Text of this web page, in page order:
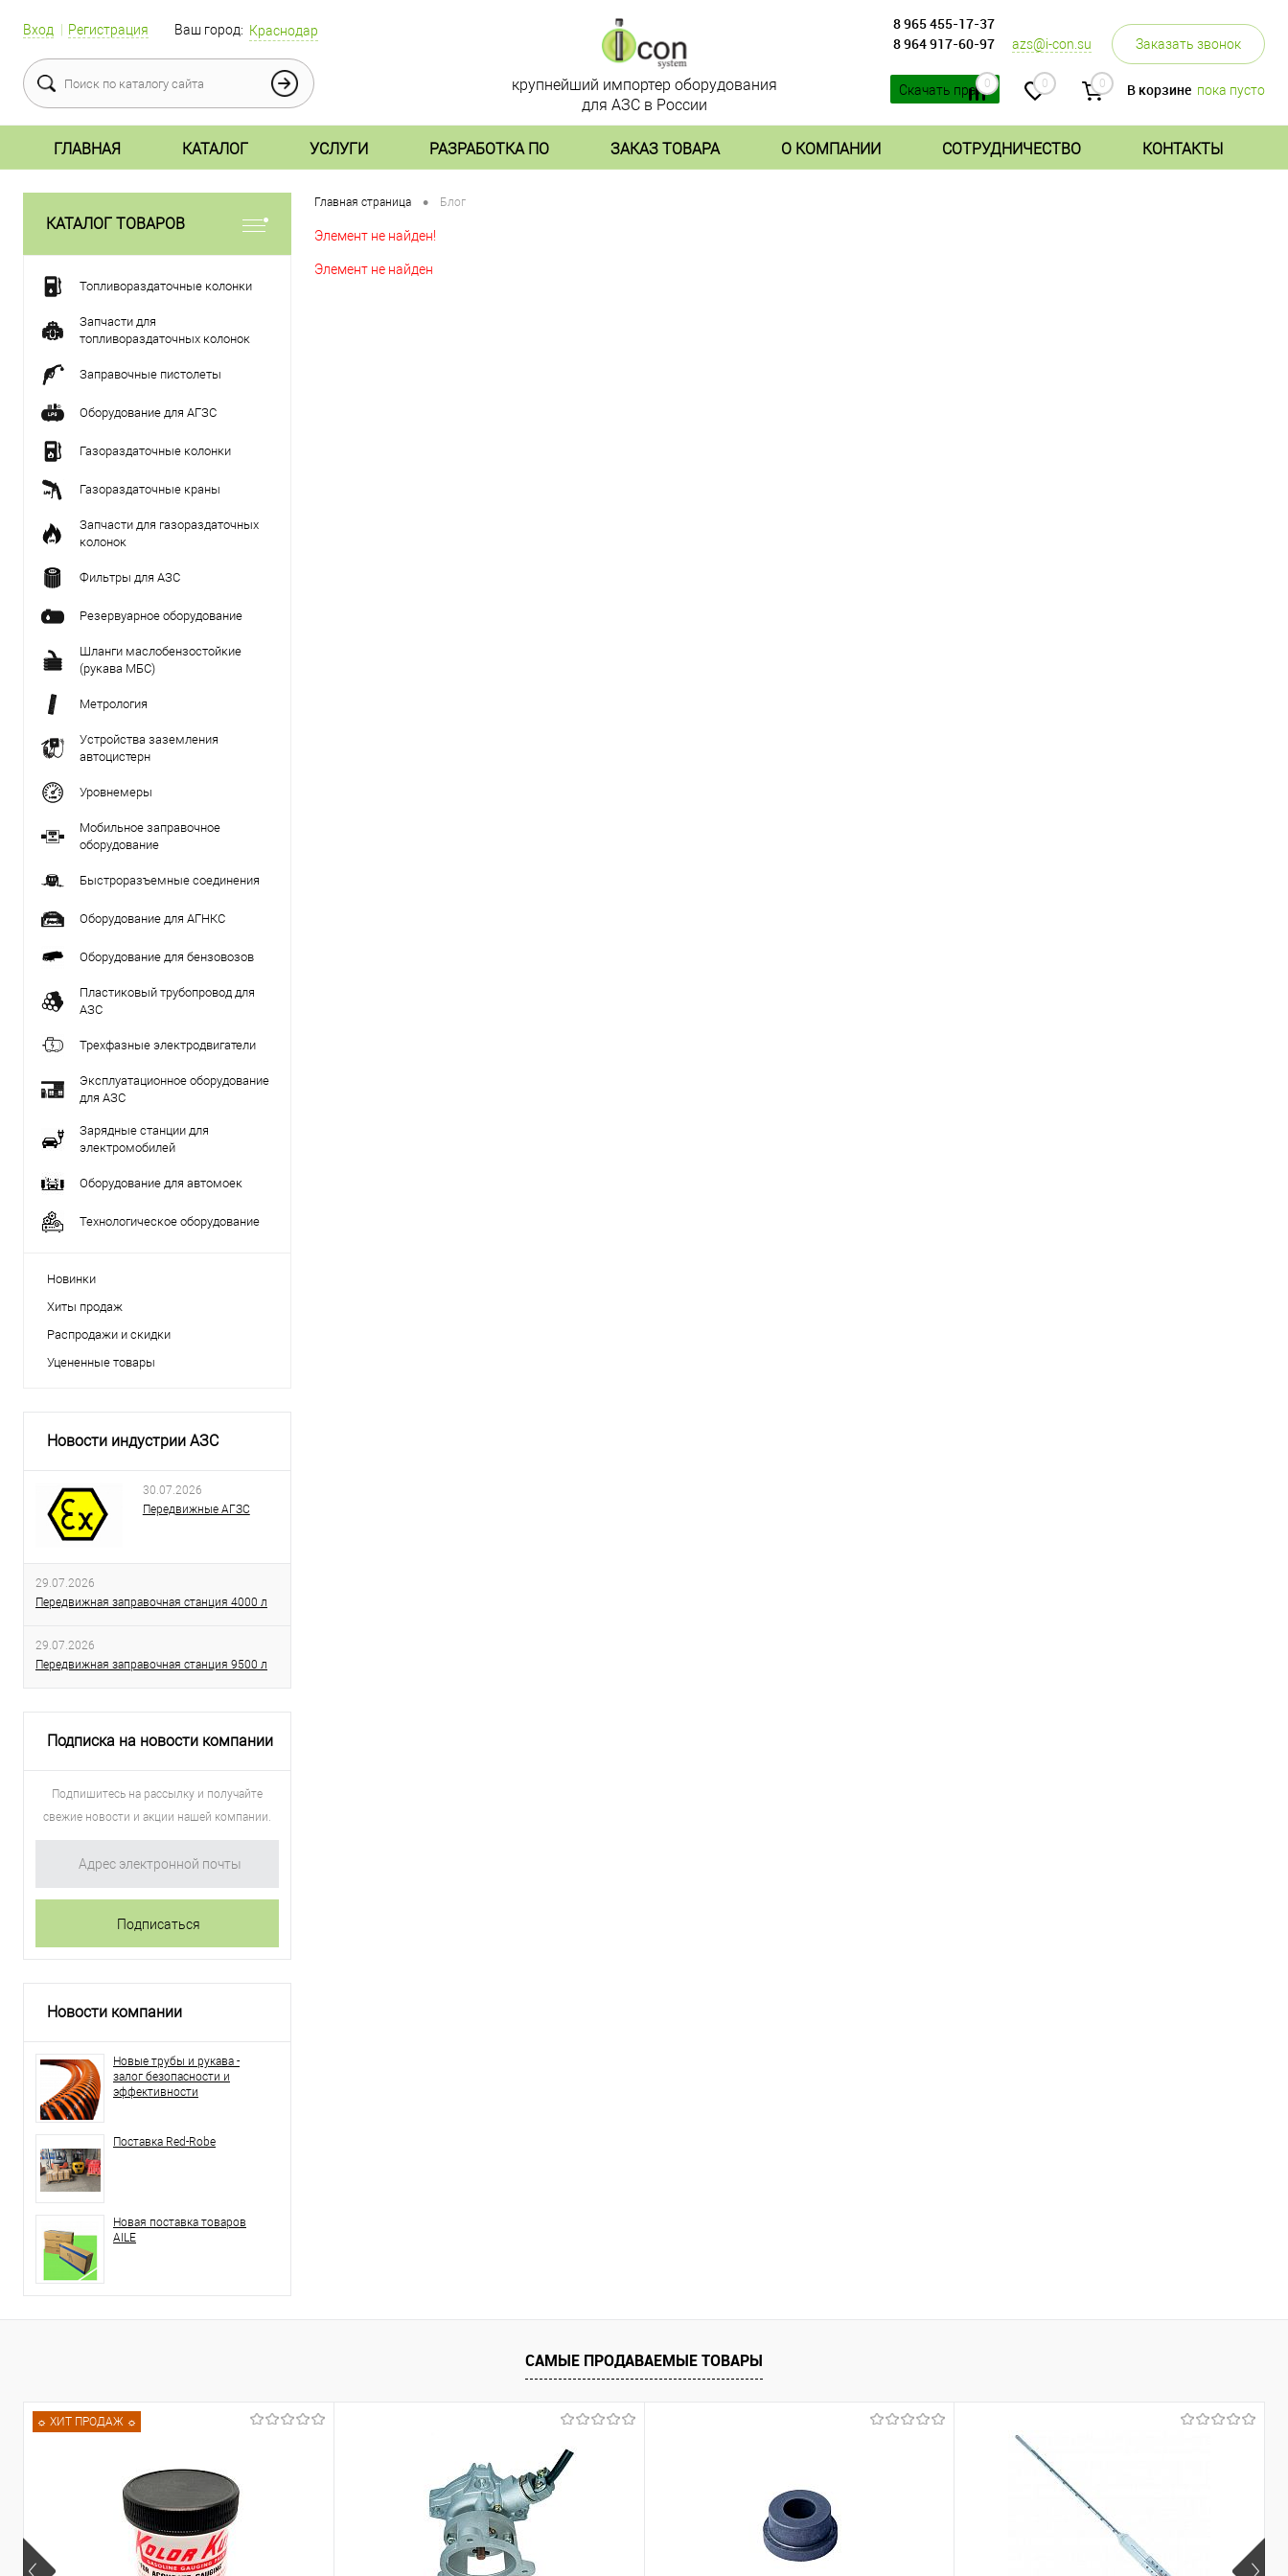
Вход Регистрация Ваш город: Краснодар
8 965 455-17-37
8 964 917-60-97
azs@i-con.su Заказать звонок
Скачать прайс
0 0 0 В корзине пока пусто
крупнейший импортер оборудования
для АЗС в России
ГЛАВНАЯ КАТАЛОГ УСЛУГИ РАЗРАБОТКА ПО ЗАКАЗ ТОВАРА О КОМПАНИИ СОТРУДНИЧЕСТВО КОНТАКТЫ
КАТАЛОГ ТОВАРОВ
Топливораздаточные колонки
Запчасти для
топливораздаточных колонок
Заправочные пистолеты
Оборудование для АГЗС
Газораздаточные колонки
Газораздаточные краны
Запчасти для газораздаточных
колонок
Фильтры для АЗС
Резервуарное оборудование
Шланги маслобензостойкие
(рукава МБС)
Метрология
Устройства заземления
автоцистерн
Уровнемеры
Мобильное заправочное
оборудование
Быстроразъемные соединения
Оборудование для АГНКС
Оборудование для бензовозов
Пластиковый трубопровод для
АЗС
Трехфазные электродвигатели
Эксплуатационное оборудование
для АЗС
Зарядные станции для
электромобилей
Оборудование для автомоек
Технологическое оборудование
Новинки
Хиты продаж
Распродажи и скидки
Уцененные товары
Новости индустрии АЗС
30.07.2026
Передвижные АГЗС
29.07.2026
Передвижная заправочная станция 4000 л
29.07.2026
Передвижная заправочная станция 9500 л
Подписка на новости компании
Подпишитесь на рассылку и получайте
свежие новости и акции нашей компании.
Новости компании
Новые трубы и рукава -
залог безопасности и
эффективности
Поставка Red-Robe
Новая поставка товаров
AILE
Главная страница • Блог
Элемент не найден!
Элемент не найден
САМЫЕ ПРОДАВАЕМЫЕ ТОВАРЫ
☼ ХИТ ПРОДАЖ ☼